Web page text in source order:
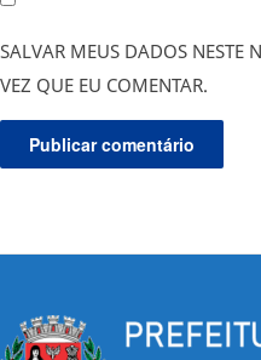
SALVAR MEUS DADOS NESTE
VEZ QUE EU COMENTAR.